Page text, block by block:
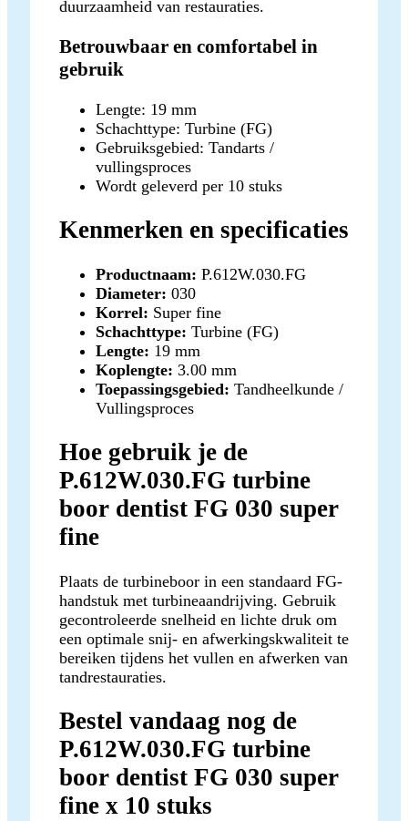
duurzaamheid van restauraties.
Betrouwbaar en comfortabel in
gebruik
Lengte: 19 mm
Schachttype: Turbine (FG)
Gebruiksgebied: Tandarts /
vullingsproces
Wordt geleverd per 10 stuks
Kenmerken en specificaties
Productnaam: P.612W.030.FG
Diameter: 030
Korrel: Super fine
Schachttype: Turbine (FG)
Lengte: 19 mm
Koplengte: 3.00 mm
Toepassingsgebied: Tandheelkunde /
Vullingsproces
Hoe gebruik je de
P.612W.030.FG turbine
boor dentist FG 030 super
fine
Plaats de turbineboor in een standaard FG-
handstuk met turbineaandrijving. Gebruik
gecontroleerde snelheid en lichte druk om
een optimale snij- en afwerkingskwaliteit te
bereiken tijdens het vullen en afwerken van
tandrestauraties.
Bestel vandaag nog de
P.612W.030.FG turbine
boor dentist FG 030 super
fine x 10 stuks